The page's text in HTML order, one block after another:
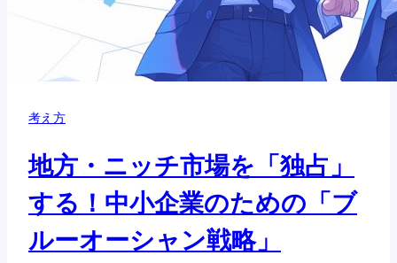
考え方
地方・ニッチ市場を「独占」
する！中小企業のための「ブ
ルーオーシャン戦略」